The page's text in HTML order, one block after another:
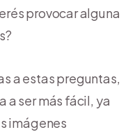
provocar alguna
a estas preguntas,
a ser más fácil, ya
imágenes